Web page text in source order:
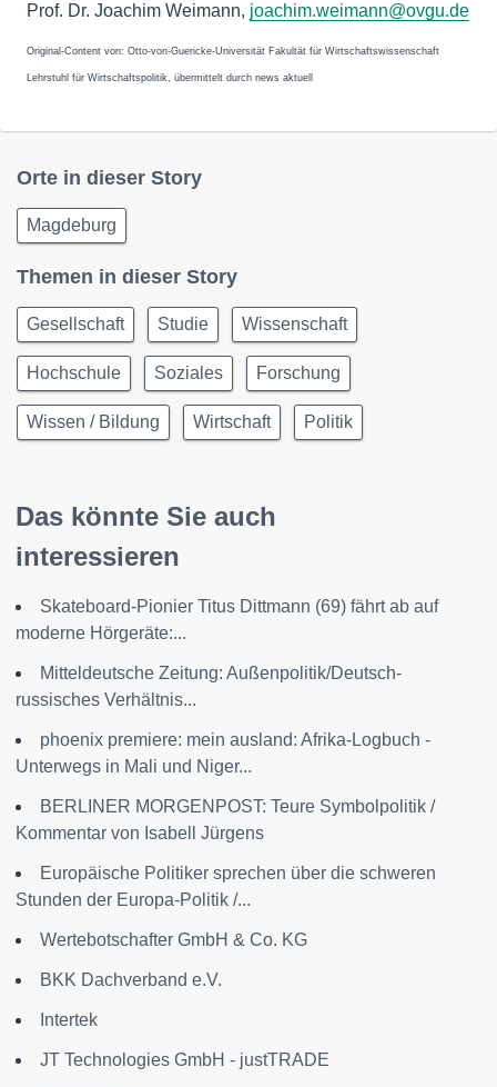
Prof. Dr. Joachim Weimann, joachim.weimann@ovgu.de
Original-Content von: Otto-von-Guericke-Universität Fakultät für Wirtschaftswissenschaft
Lehrstuhl für Wirtschaftspolitik, übermittelt durch news aktuell
Orte in dieser Story
Magdeburg
Themen in dieser Story
Gesellschaft Studie Wissenschaft
Hochschule Soziales Forschung
Wissen / Bildung Wirtschaft Politik
Das könnte Sie auch
interessieren
Skateboard-Pionier Titus Dittmann (69) fährt ab auf
moderne Hörgeräte:...
Mitteldeutsche Zeitung: Außenpolitik/Deutsch-
russisches Verhältnis...
phoenix premiere: mein ausland: Afrika-Logbuch -
Unterwegs in Mali und Niger...
BERLINER MORGENPOST: Teure Symbolpolitik /
Kommentar von Isabell Jürgens
Europäische Politiker sprechen über die schweren
Stunden der Europa-Politik /...
Wertebotschafter GmbH & Co. KG
BKK Dachverband e.V.
Intertek
JT Technologies GmbH - justTRADE